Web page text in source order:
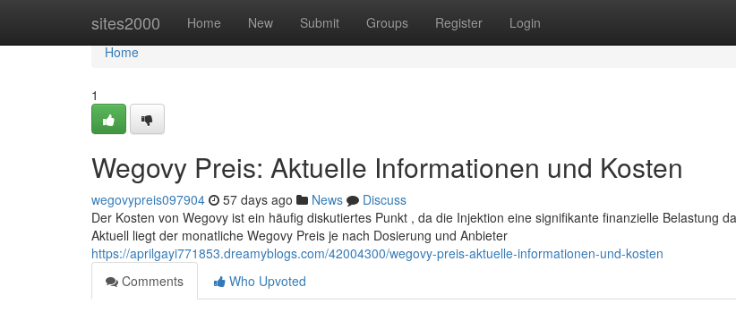
sites2000 Home New Submit Groups Register Login
Home
Home
1
Wegovy Preis: Aktuelle Informationen und Kosten
wegovypreis097904 57 days ago News
Discuss
Der Kosten von Wegovy ist ein häufig diskutiertes Punkt , da die Injektion eine signifikante finanzielle Belastung
Aktuell liegt der monatliche Wegovy Preis je nach Dosierung und Anbieter
https://aprilgayi771853.dreamyblogs.com/42004300/wegovy-preis-aktuelle-informationen-und-kosten
Comments
Who Upvoted